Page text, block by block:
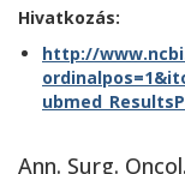
Hivatkozás:
http://
Ann. Surg.